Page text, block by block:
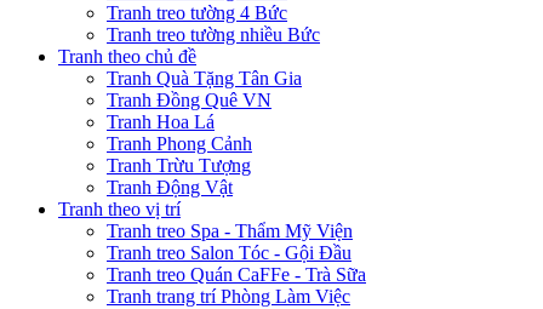
Tranh treo tường 4 Bức
Tranh treo tường nhiều Bức
Tranh theo chủ đề
Tranh Quà Tặng Tân Gia
Tranh Đồng Quê VN
Tranh Hoa Lá
Tranh Phong Cảnh
Tranh Trừu Tượng
Tranh Động Vật
Tranh theo vị trí
Tranh treo Spa - Thẩm Mỹ Viện
Tranh treo Salon Tóc - Gội Đầu
Tranh treo Quán CaFFe - Trà Sữa
Tranh trang trí Phòng Làm Việc